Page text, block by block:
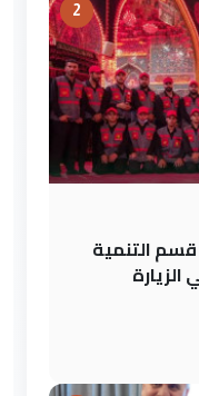
2
قسم التنمية